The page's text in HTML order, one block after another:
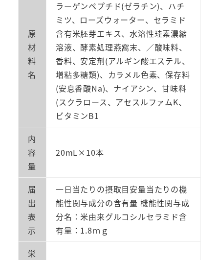
原
材
料
名
ラーゲンペプチド(ゼラチン)、ハチ
ミツ、ローズウォーター、セラミド
含有米胚芽エキス、水溶性珪素濃縮
溶液、酵素処理燕窩末、／酸味料、
香料、安定剤(アルギン酸エステル、
増粘多糖類)、カラメル色素、保存料
(安息香酸Na)、ナイアシン、甘味料
(スクラロース、アセスルファムK、
ビタミンB1
内
容
量
20mL×10本
届
出
表
示
一日当たりの摂取目安量当たりの機
能性関与成分の含有量 機能性関与成
分名：米由来グルコシルセラミド含
有量：1.8ｍｇ
栄